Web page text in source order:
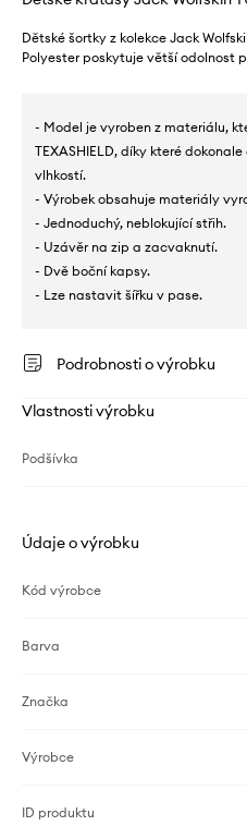
Dětské šortky z kolekce Jack
Polyester poskytuje větší odolnost
- Model je vyroben z materiálu,
TEXASHIELD, díky které
vlhkostí.
- Výrobek obsahuje materiály
- Jednoduchý, neblokující střih.
- Uzávěr na zip a zacvaknutí.
- Dvě boční kapsy.
- Lze nastavit šířku v pase.
Podrobnosti o výrobku
Vlastnosti výrobku
Podšívka
Údaje o výrobku
Kód výrobce
Barva
Značka
Výrobce
ID produktu